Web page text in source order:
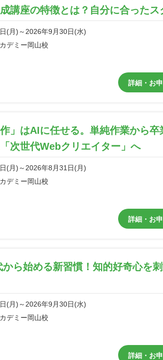
講座の特徴とは？自分に合ったス
(月)～2026年9月30日(水)
デミー岡山校
詳細・お
作」はAIに任せる。単純作業から
次世代Webクリエイター」へ
(月)～2026年8月31日(月)
デミー岡山校
詳細・お
ら始める新習慣！知的好奇心を
(月)～2026年9月30日(水)
デミー岡山校
詳細・お